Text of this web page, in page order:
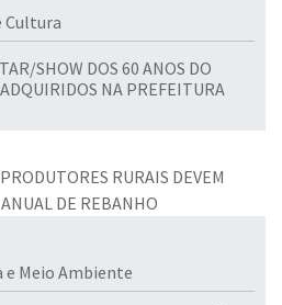
Cultura
SHOW DOS 60 ANOS DO
NA PREFEITURA
Meio Ambiente